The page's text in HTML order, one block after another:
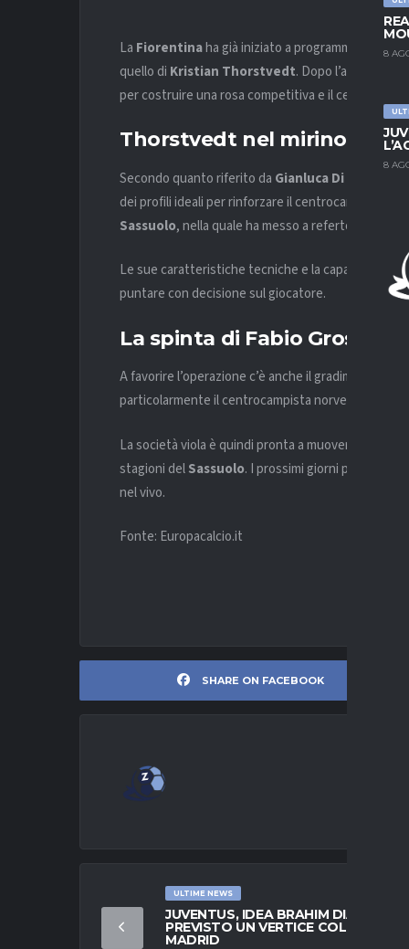
8
8
La Fiorentinaha già iniziato a programmare la
quello di Kristian Thorstvedt. Dopo l’annuncio di
per costruire una rosa competitiva e il
Thorstvedt nel mirino della
Secondo quanto riferito da Gianluca Di Marzio
dei profili ideali per rinforzare il centrocampo. Il
Sassuolo, nella quale ha messo a referto quattro
Le sue caratteristiche tecniche e la capacità di
puntare con decisione sul giocatore.
La spinta di Fabio Grosso
A favorire l’operazione c’è anche il gradimento di
particolarmente il centrocampista norvegese e
La società viola è quindi pronta a muoversi per
stagioni delSassuolo. I prossimi giorni
nel vivo.
Fonte: Europacalcio.it
SHARE ON FACEBOOK
ULTIME NEWS
JUVENTUS, IDEA BRAHIM DIAZ:
PREVISTO UN VERTICE COL REAL
MADRID